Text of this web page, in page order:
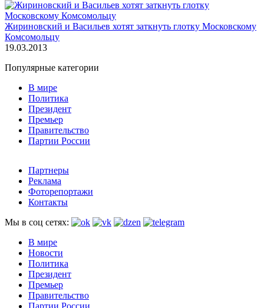
Жириновский и Васильев хотят заткнуть глотку Московскому
Комсомольцу
19.03.2013
Популярные категории
В мире
Политика
Президент
Премьер
Правительство
Партии России
Партнеры
Реклама
Фоторепортажи
Контакты
Мы в соц сетях:
В мире
Новости
Политика
Президент
Премьер
Правительство
Партии России